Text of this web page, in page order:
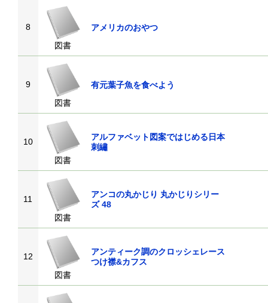
8
図書
アメリカのおやつ
9
図書
有元葉子魚を食べよう
10
図書
アルファベット図案ではじめる日本
刺繡
11
図書
アンコの丸かじり 丸かじりシリー
ズ 48
12
図書
アンティーク調のクロッシェレース
つけ襟&カフス